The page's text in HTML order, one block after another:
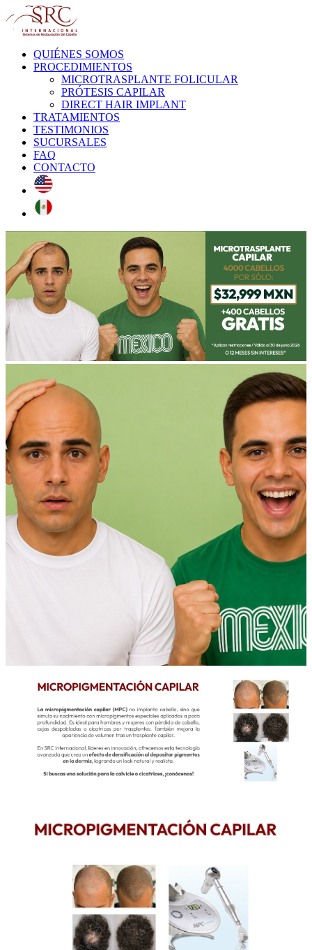
QUIÉNES SOMOS
PROCEDIMIENTOS
MICROTRASPLANTE FOLICULAR
PRÓTESIS CAPILAR
DIRECT HAIR IMPLANT
TRATAMIENTOS
TESTIMONIOS
SUCURSALES
FAQ
CONTACTO